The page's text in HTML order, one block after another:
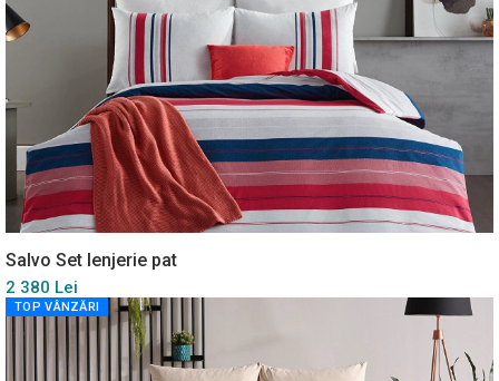
Salvo Set lenjerie pat
2 380 Lei
TOP VÂNZĂRI